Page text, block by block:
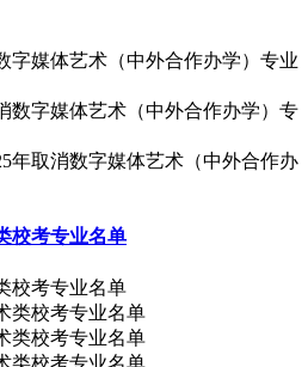
字媒体艺术（中外合作办学）专业
年取消数字媒体艺术（中外合作办
校考专业名单
校考专业名单